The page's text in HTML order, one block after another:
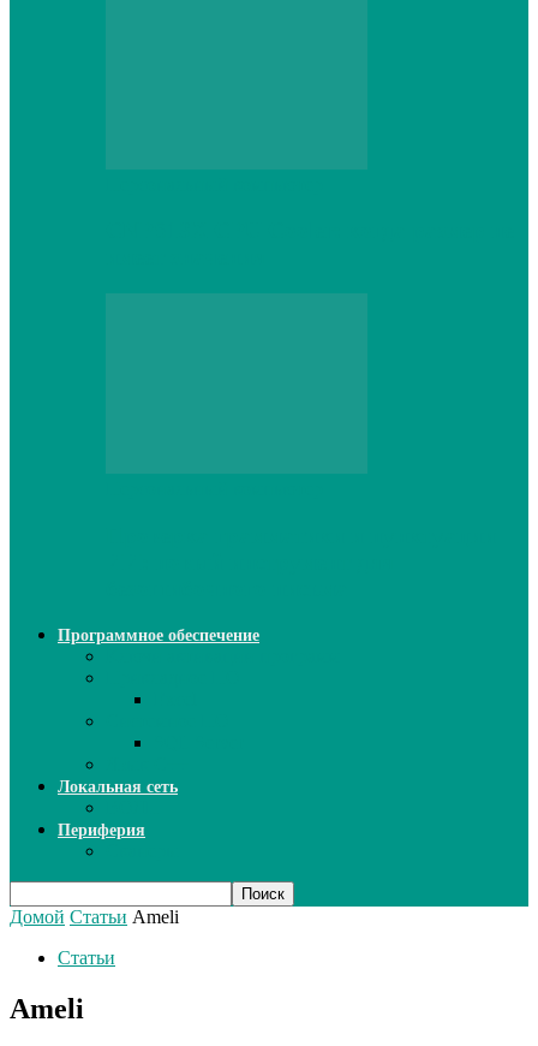
Программное обеспечение
Локальная сеть
Периферия
Домой Статьи Ameli
Статьи
Ameli